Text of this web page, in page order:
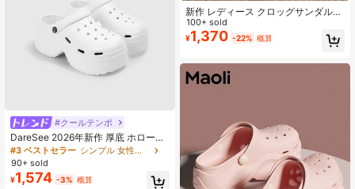
#クールテンポ
DareSee 2026年新作 厚底 ホローア
ウト サンダル レディース、夏用 ア
ウトドア EVA ビーチスリッパ、レオ
パード柄、スリッポン & つま先閉
じ、バックトゥスクール
#3 ベストセラー
シンプル 女性のクロッグ
90+ sold
¥1,574 -3% 概算
新作 レディース クロッグサンダル
春夏用 超厚底プラットフォーム ハイ
ヒール ガーデンシューズ Y2K かわい
い EVA ビーチサンダル アウトドア
100+ sold
¥1,370 -22% 概算